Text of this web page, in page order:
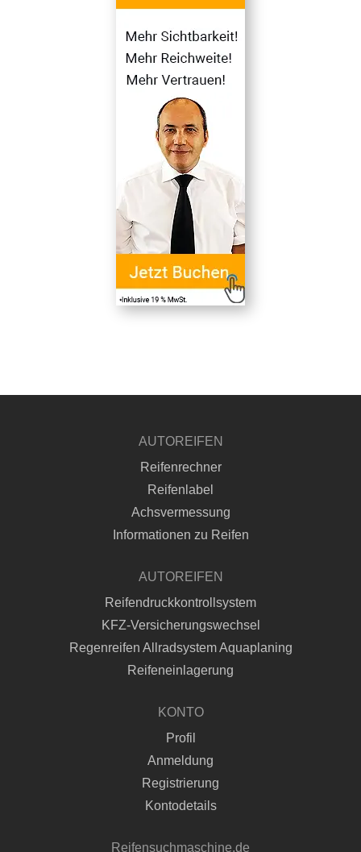
AUTOREIFEN
Reifenrechner
Reifenlabel
Achsvermessung
Informationen zu Reifen
AUTOREIFEN
Reifendruckkontrollsystem
KFZ-Versicherungswechsel
Regenreifen Allradsystem Aquaplaning
Reifeneinlagerung
KONTO
Profil
Anmeldung
Registrierung
Kontodetails
Reifensuchmaschine.de